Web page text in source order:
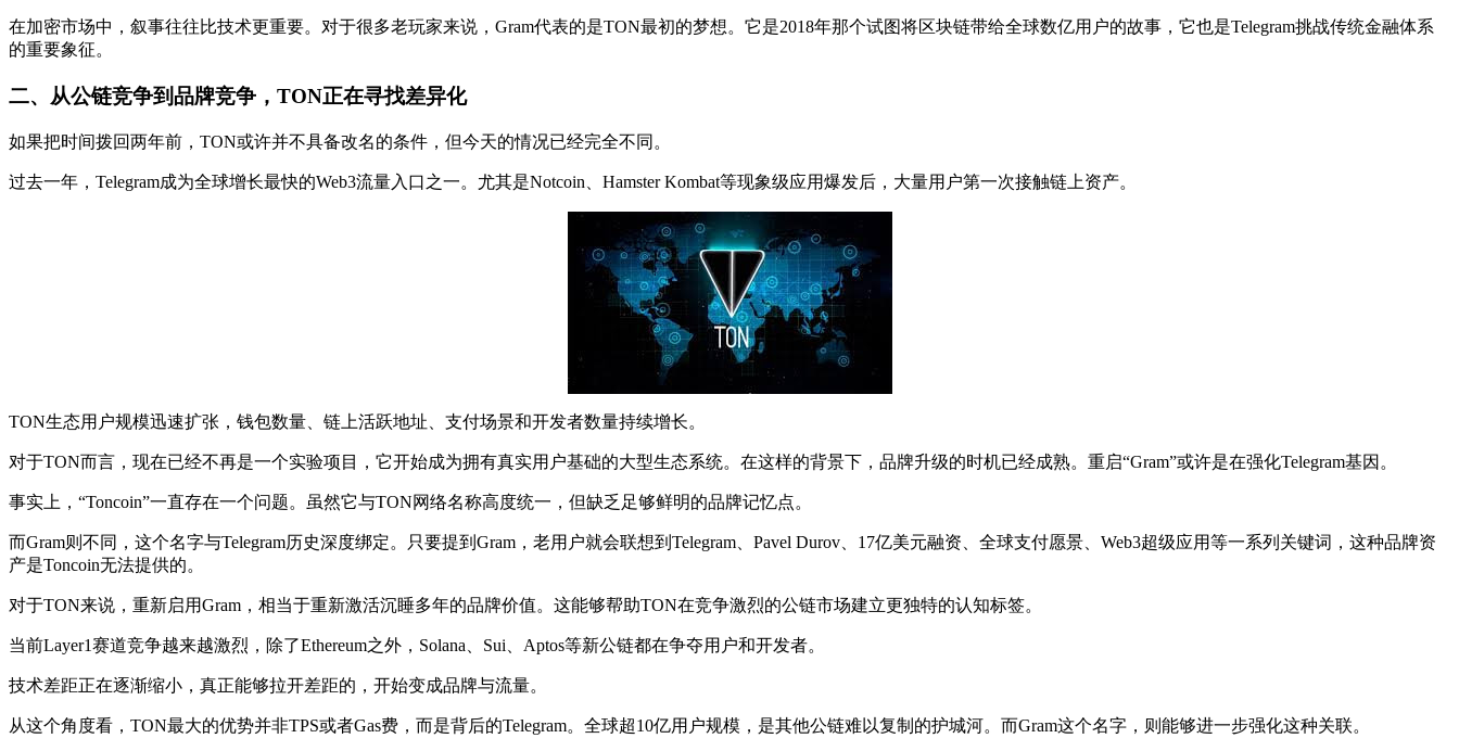
在加密市场中，叙事往往比技术更重要。对于很多老玩家来说，Gram代表的是TON最初的梦想。它是2018年那个试图将区块链带给全球数亿用户的故事，它也是Telegram挑战传统金融体系
的重要象征。
二、 从公链竞争到品牌竞争，TON正在寻找差异化
如果把时间拨回两年前，TON或许并不具备改名的条件，但今天的情况已经完全不同。
过去一年，Telegram成为全球增长最快的Web3流量入口之一。尤其是Notcoin、Hamster Kombat等现象级应用爆发后，大量用户第一次接触链上资产。
TON生态用户规模迅速扩张，钱包数量、链上活跃地址、支付场景和开发者数量持续增长。
对于TON而言，现在已经不再是一个实验项目，它开始成为拥有真实用户基础的大型生态系统。在这样的背景下，品牌升级的时机已经成熟。重启“Gram”或许是在强化Telegram基因。
事实上，“Toncoin”一直存在一个问题。虽然它与TON网络名称高度统一，但缺乏足够鲜明的品牌记忆点。
而Gram则不同，这个名字与Telegram历史深度绑定。只要提到Gram，老用户就会联想到Telegram、Pavel Durov、17亿美元融资、全球支付愿景、Web3超级应用等一系列关键词，这种品牌资
产是Toncoin无法提供的。
对于TON来说，重新启用Gram，相当于重新激活沉睡多年的品牌价值。这能够帮助TON在竞争激烈的公链市场建立更独特的认知标签。
当前Layer1赛道竞争越来越激烈，除了Ethereum之外，Solana、Sui、Aptos等新公链都在争夺用户和开发者。
技术差距正在逐渐缩小，真正能够拉开差距的，开始变成品牌与流量。
从这个角度看，TON最大的优势并非TPS或者Gas费，而是背后的Telegram。全球超10亿用户规模，是其他公链难以复制的护城河。而Gram这个名字，则能够进一步强化这种关联。